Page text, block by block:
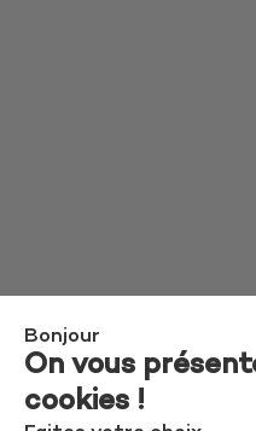
Bonjour
On vous
cookies !